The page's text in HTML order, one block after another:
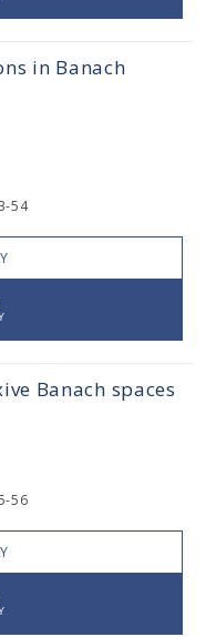
in Banach
54
Banach spaces
56